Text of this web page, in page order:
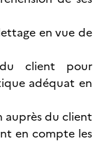
en vue de
client pour
adéquat en
auprès du client
en compte les